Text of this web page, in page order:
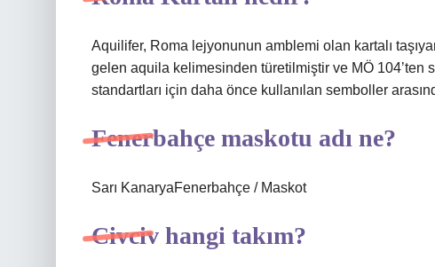
Aquilifer, Roma lejyonunun amblemi olan kartalı
gelen aquila kelimesinden türetilmiştir ve MÖ
standartları için daha önce kullanılan semboller
Fenerbahçe maskotu adı ne?
Sarı KanaryaFenerbahçe / Maskot
Civciv hangi takım?